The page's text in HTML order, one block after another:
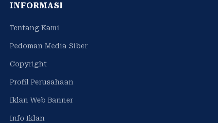
INFORMASI
Tentang Kami
Pedoman Media Siber
Copyright
Profil Perusahaan
Iklan Web Banner
Info Iklan